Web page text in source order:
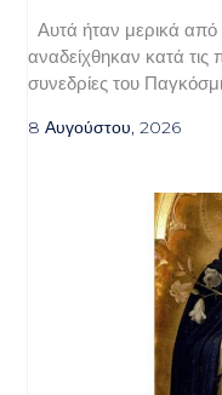
Αυτά ήταν μερικά
αναδείχθηκαν κατά τις
συνεδρίες του
8 Αυγούστου, 2026